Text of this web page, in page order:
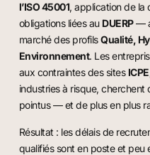
l’ISO 45001, application de la
obligations liées au DUERP— a
marché des profilsQualité,
Environnement. Les
aux contraintes des sites ICPE
industries à risque,
pointus — et de plus en plus
Résultat : les délais de
qualifiés sont en poste et peu